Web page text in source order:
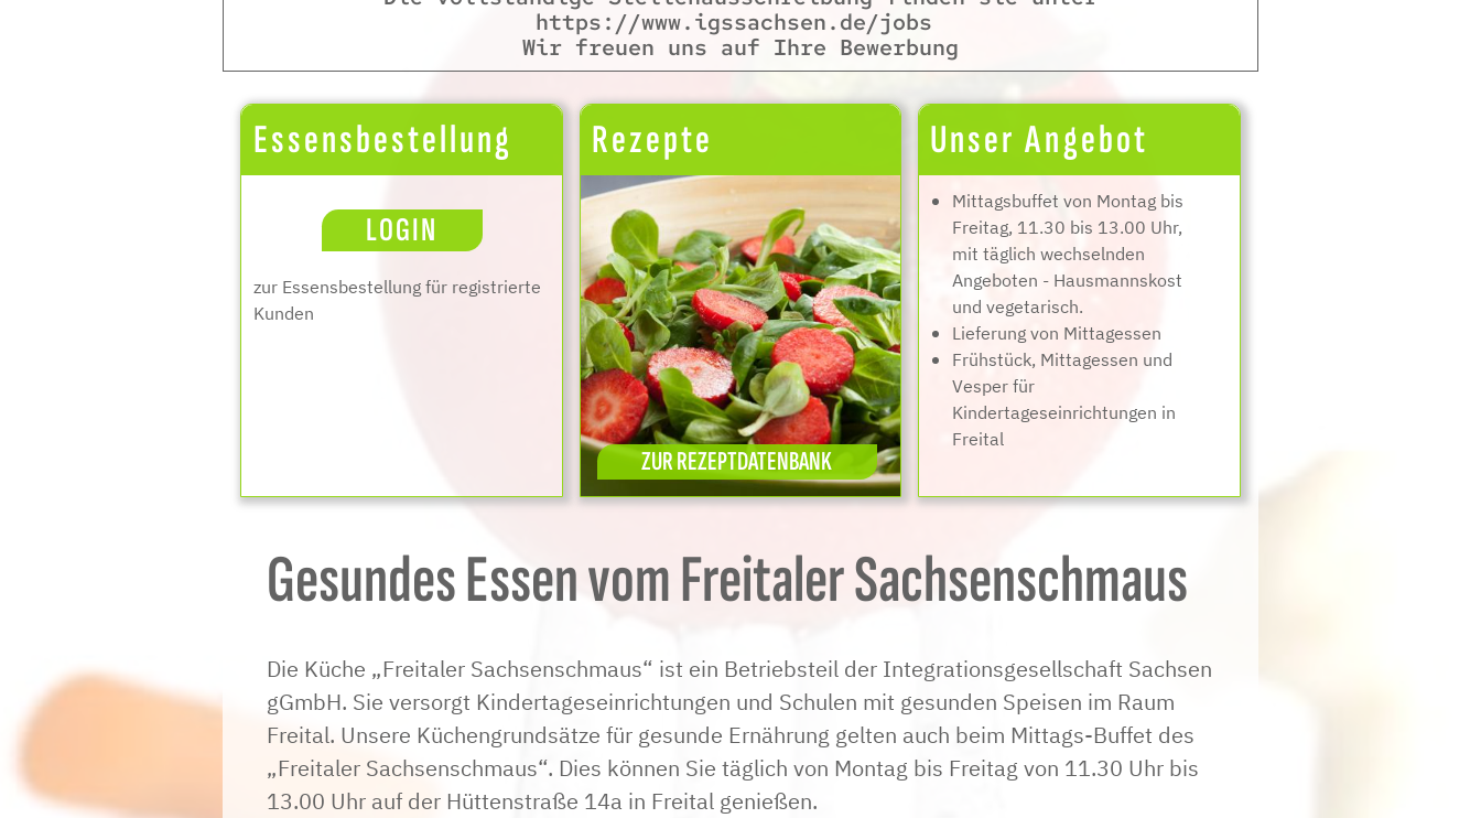
https://www.igssachsen.de/jobs
Wir freuen uns auf Ihre Bewerbung
Essensbestellung
LOGIN
zur Essensbestellung für registrierte
Kunden
Rezepte
ZUR REZEPTDATENBANK
Unser Angebot
Mittagsbuffet von Montag bis
Freitag, 11.30 bis 13.00 Uhr,
mit täglich wechselnden
Angeboten - Hausmannskost
und vegetarisch.
Lieferung von Mittagessen
Frühstück, Mittagessen und
Vesper für
Kindertageseinrichtungen in
Freital
Gesundes Essen vom Freitaler Sachsenschmaus
Die Küche „Freitaler Sachsenschmaus“ ist ein Betriebsteil der Integrationsgesellschaft Sachsen
gGmbH. Sie versorgt Kindertageseinrichtungen und Schulen mit gesunden Speisen im Raum
Freital. Unsere Küchengrundsätze für gesunde Ernährung gelten auch beim Mittags-Buffet des
„Freitaler Sachsenschmaus“. Dies können Sie täglich von Montag bis Freitag von 11.30 Uhr bis
13.00 Uhr auf der Hüttenstraße 14a in Freital genießen.